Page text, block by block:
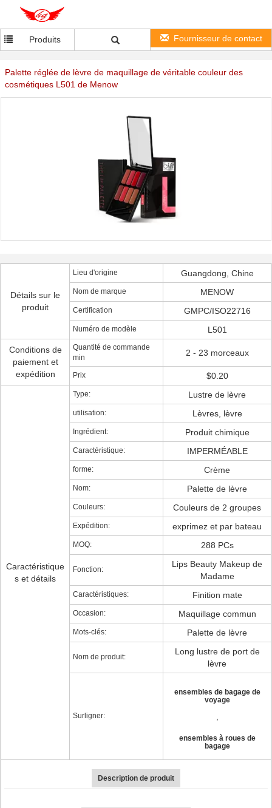
Produits Fournisseur de contact
Palette réglée de lèvre de maquillage de véritable couleur des
cosmétiques L501 de Menow
Détails sur le
produit
Lieu d'origine Guangdong, Chine
Nom de marque MENOW
Certification GMPC/ISO22716
Numéro de modèle L501
Conditions de
paiement et
expédition
Quantité de commande
min
2 - 23 morceaux
Prix $0.20
Caractéristique
s et détails
Type: Lustre de lèvre
utilisation: Lèvres, lèvre
Ingrédient: Produit chimique
Caractéristique: IMPERMÉABLE
forme: Crème
Nom: Palette de lèvre
Couleurs: Couleurs de 2 groupes
Expédition: exprimez et par bateau
MOQ: 288 PCs
Fonction:
Lips Beauty Makeup de
Madame
Caractéristiques: Finition mate
Occasion: Maquillage commun
Mots-clés: Palette de lèvre
Nom de produit:
Long lustre de port de
lèvre
Surligner:
ensembles de bagage de
voyage
ensembles à roues de
bagage
Description de produit